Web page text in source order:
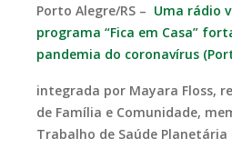
Porto Alegre/RS – Uma rádio
programa “Fica em Casa”
pandemia do coronavírus
integrada por Mayara Floss,
de Família e Comunidade,
Trabalho de Saúde Planetária